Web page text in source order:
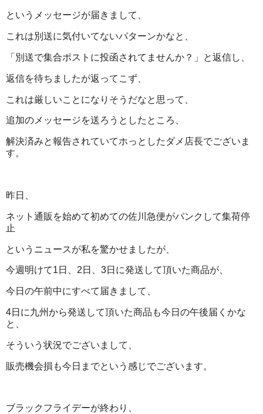
というメッセージが届きまして、
これは別送に気付いてないパターンかなと、
「別送で集合ポストに投函されてませんか？」と返信し、
返信を待ちましたが返ってこず、
これは厳しいことになりそうだなと思って、
追加のメッセージを送ろうとしたところ、
解決済みと報告されていてホっとしたダメ店長でございま
す。
昨日、
ネット通販を始めて初めての佐川急便がパンクして集荷停
止
というニュースが私を驚かせましたが、
今週明けて1日、2日、3日に発送して頂いた商品が、
今日の午前中にすべて届きまして、
4日に九州から発送して頂いた商品も今日の午後届くかな
と、
そういう状況でございまして、
販売機会損も今日までという感じでございます。
ブラックフライデーが終わり、